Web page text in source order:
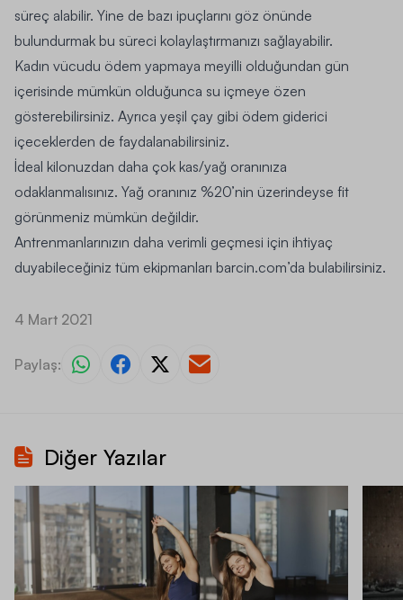
süreç alabilir. Yine de bazı ipuçlarını göz önünde
bulundurmak bu süreci kolaylaştırmanızı sağlayabilir.
Kadın vücudu ödem yapmaya meyilli olduğundan gün
içerisinde mümkün olduğunca su içmeye özen
gösterebilirsiniz. Ayrıca yeşil çay gibi ödem giderici
içeceklerden de faydalanabilirsiniz.
İdeal kilonuzdan daha çok kas/yağ oranınıza
odaklanmalısınız. Yağ oranınız %20’nin üzerindeyse fit
görünmeniz mümkün değildir.
Antrenmanlarınızın daha verimli geçmesi için ihtiyaç
duyabileceğiniz tüm ekipmanları barcin.com’da bulabilirsiniz.
4 Mart 2021
Paylaş:
Diğer Yazılar